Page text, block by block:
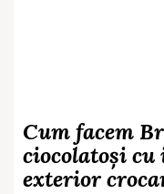
Cum facem
ciocolatoși
exterior